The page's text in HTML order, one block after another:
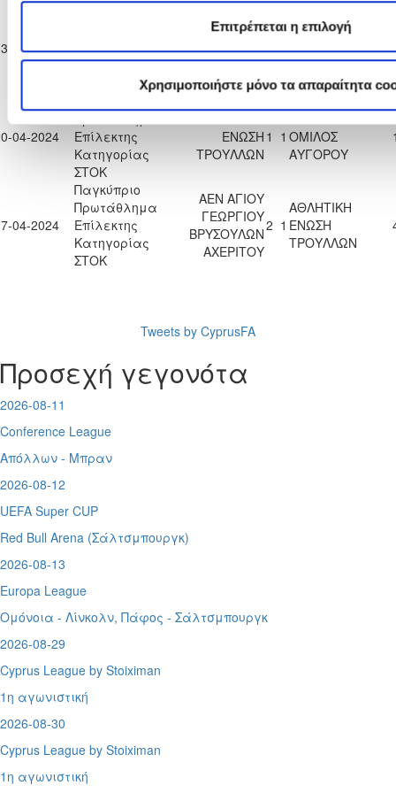
Επιτρέπεται η επιλογή
Χρησιμοποιήστε μόνο τα απαραίτητα
04-2024
Επίλεκτης
Κατηγορίας
Α.Ο. ΘΥΕΛΛΑ
ΑΓΙΟΥ
ΘΕΟΔΩΡΟΥ5 2
ΑΘΛΗΤΙΚΗ
ΕΝΩΣΗ
ΤΡΟΥΛΛΩΝ
04-2024
Επίλεκτης
Κατηγορίας
ΣΤΟΚ
ΕΝΩΣΗ
ΤΡΟΥΛΛΩΝ
1 1 ΟΜΙΛΟΣ
ΑΥΓΟΡΟΥ
04-2024
Παγκύπριο
Πρωτάθλημα
Επίλεκτης
Κατηγορίας
ΣΤΟΚ
ΑΕΝ ΑΓΙΟΥ
ΓΕΩΡΓΙΟΥ
ΒΡΥΣΟΥΛΩΝ
ΑΧΕΡΙΤΟΥ
2 1
ΑΘΛΗΤΙΚΗ
ΕΝΩΣΗ
ΤΡΟΥΛΛΩΝ
Tweets by CyprusFA
Προσεχή γεγονότα
2026-08-11
Conference League
Απόλλων - Μπραν
2026-08-12
UEFA Super CUP
Red Bull Arena (Σάλτσμπουργκ)
2026-08-13
Europa League
Ομόνοια - Λίνκολν, Πάφος - Σάλτσμπουργκ
2026-08-29
Cyprus League by Stoiximan
1η αγωνιστική
2026-08-30
Cyprus League by Stoiximan
1η αγωνιστική